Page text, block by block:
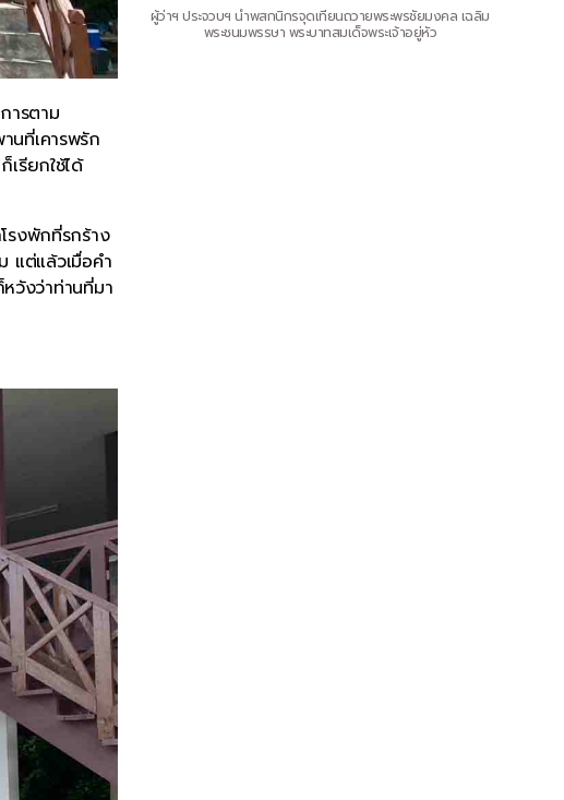
ารตาม
นที่เคารพรัก
เรียกใช้ได้
รงพักที่รกร้าง
แต่แล้วเมื่อคำ
วังว่าท่านที่มา
ผู้ว่าฯ ประจวบฯ นำพสกนิกรจุดเทียนถวายพระพรชัยมงคล เฉลิม
พระชนมพรรษา พระบาทสมเด็จพระเจ้าอยู่หัว